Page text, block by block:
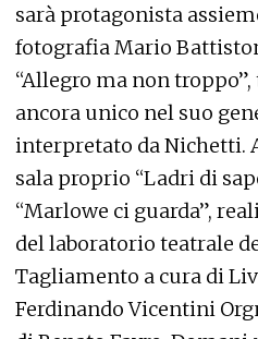
sarà protagonista
fotografia Mario
“Allegro ma non
ancora unico nel suo
interpretato da Nichetti.
sala proprio “Ladri di
“Marlowe ci guarda”,
del laboratorio teatrale
Tagliamento a cura di
Ferdinando Vicentini